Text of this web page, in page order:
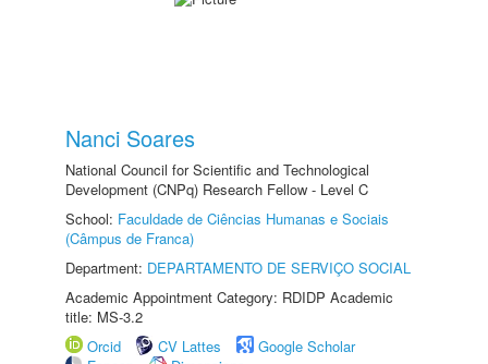
Nanci Soares
National Council for Scientific and Technological
Development (CNPq) Research Fellow - Level C
School: Faculdade de Ciências Humanas e Sociais
(Câmpus de Franca)
Department: DEPARTAMENTO DE SERVIÇO SOCIAL
Academic Appointment Category: RDIDP Academic
title: MS-3.2
Orcid
CV Lattes
Google Scholar